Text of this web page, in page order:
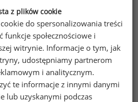
z plików cookie
do spersonalizowania treści
społecznościowe i
witrynie. Informacje o tym, jak
udostępniamy partnerom
i analitycznym.
te informacje z innymi danymi
lub uzyskanymi podczas